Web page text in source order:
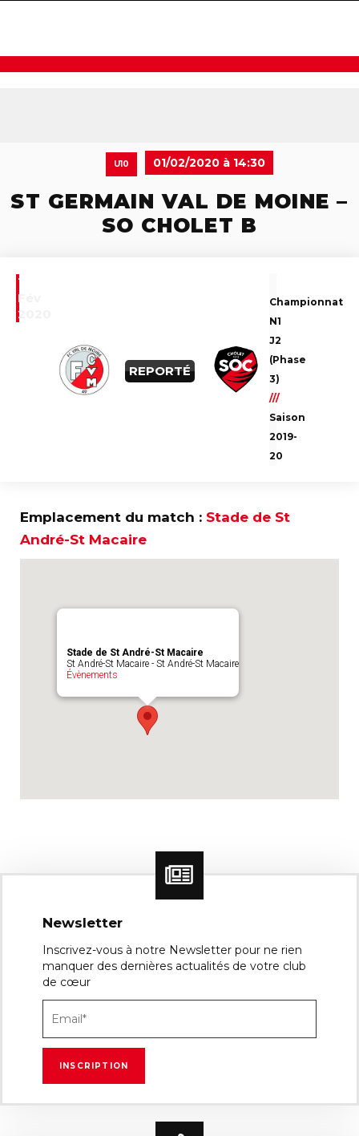
U10 01/02/2020 à 14:30
ST GERMAIN VAL DE MOINE –
SO CHOLET B
1
Fév
2020
REPORTÉ
Championnat
N1
J2
(Phase
3)
///
Saison
2019-
20
Ce match est sponsorisé par
Emplacement du match : Stade de St
André-St Macaire
Stade de St André-St Macaire
St André-St Macaire - St André-St Macaire
Évènements
Newsletter
Inscrivez-vous à notre Newsletter pour ne rien
manquer des dernières actualités de votre club
de cœur